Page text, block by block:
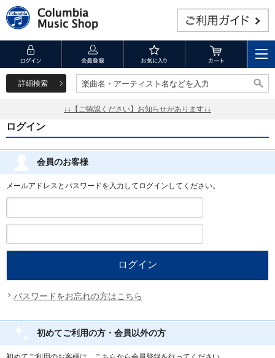
詳細検索 楽曲名・アーティスト名などを入力
楽曲名・アーティスト名などを入力
↓↓【ご確認ください】お知らせがあります↓↓
ログイン
会員のお客様
メールアドレスとパスワードを入力してログインしてください。
パスワードをお忘れの方はこちら
初めてご利用の方・会員以外の方